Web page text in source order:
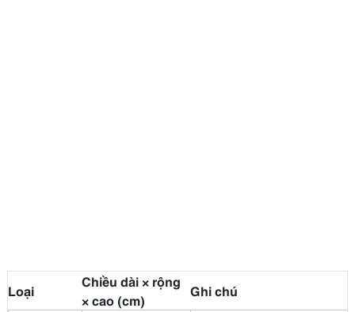
Loại
Chiều dài × rộng
× cao (cm)
Ghi chú